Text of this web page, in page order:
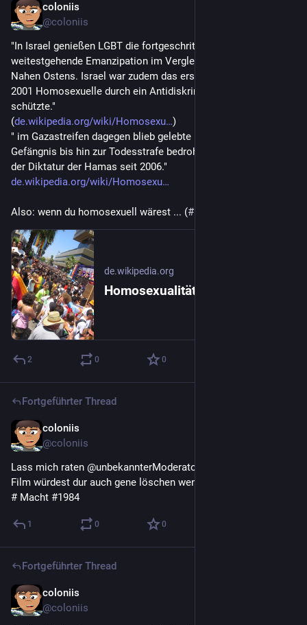
coloniis
@coloniis
"In Israel genießen LGBT die fortgeschrittensten Rechte und
weitestgehende Emanzipation im Vergleich aller Länder des
Nahen Ostens. Israel war zudem das erste Land in Asien, das
2001 Homosexuelle durch ein Antidiskriminierungsgesetz
schützte."
(de.wikipedia.org/wiki/Homosexu )
" im Gazastreifen dagegen blieb gelebte Homosexualität mit
Gefängnis bis hin zur Todesstrafe bedroht, besonders unter
der Diktatur der Hamas seit 2006."
de.wikipedia.org/wiki/Homosexu
Also: wenn du homosexuell wärest ... (#
de.wikipedia.org
2 0 0
Fortgeführter Thread
coloniis
@coloniis
Lass mich raten @unbekannterModeratorVonNrwSocial: den
Film würdest dur auch gene löschen wenn du könntest, oder?
# Macht #1984
1 0 0
Fortgeführter Thread
coloniis
@coloniis